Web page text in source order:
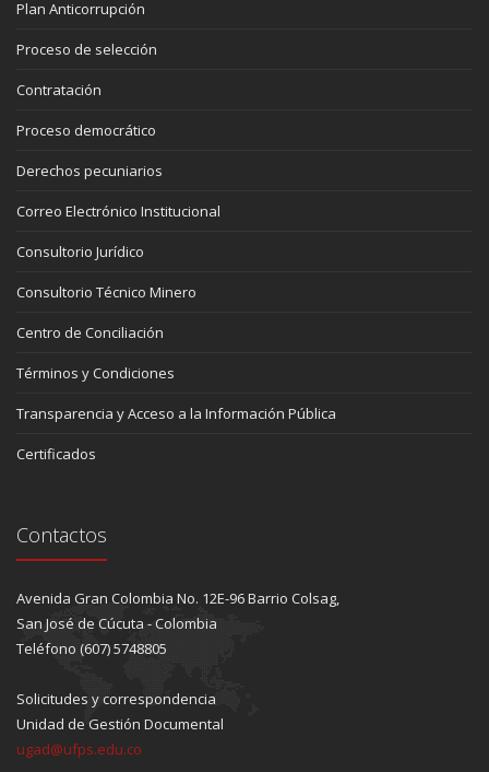
Plan Anticorrupción
Proceso de selección
Contratación
Proceso democrático
Derechos pecuniarios
Correo Electrónico Institucional
Consultorio Jurídico
Consultorio Técnico Minero
Centro de Conciliación
Términos y Condiciones
Transparencia y Acceso a la Información Pública
Certificados
Contactos
Avenida Gran Colombia No. 12E-96 Barrio Colsag,
San José de Cúcuta - Colombia
Teléfono (607) 5748805
Solicitudes y correspondencia
Unidad de Gestión Documental
ugad@ufps.edu.co